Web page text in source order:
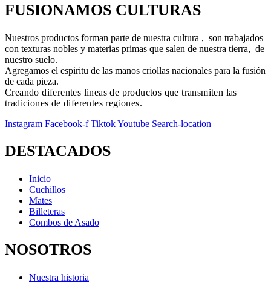
FUSIONAMOS CULTURAS
Nuestros productos forman parte de nuestra cultura , son trabajados
con texturas nobles y materias primas que salen de nuestra tierra, de
nuestro suelo.
Agregamos el espiritu de las manos criollas nacionales para la fusión
de cada pieza.
Creando diferentes lineas de productos que transmiten las
tradiciones de diferentes regiones.
Instagram Facebook-f TiktokYoutube Search-location
DESTACADOS
Inicio
Cuchillos
Mates
Billeteras
Combos de Asado
NOSOTROS
Nuestra historia